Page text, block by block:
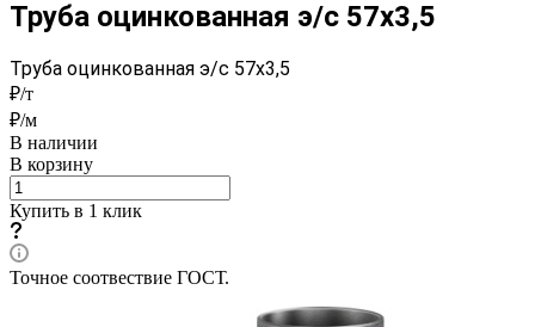
Труба оцинкованная э/с 57x3,5
Труба оцинкованная э/с 57x3,5
₽/т
₽/м
В наличии
В корзину
Купить в 1 клик
Точное соотвествие ГОСТ.